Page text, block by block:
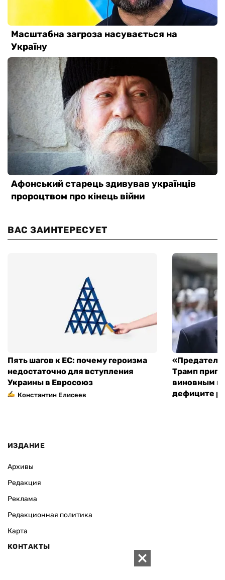
ВАС ЗАИНТЕРЕСУЕТ
Пять шагов к ЕС: почему героизма
недостаточно для вступления
Украины в Евросоюз
Константин Елисеев
Трамп
виновным в
дефиците
ИЗДАНИЕ
Архивы
Редакция
Реклама
Редакционная политика
Карта
КОНТАКТЫ
01010 Киев, ул. Князей Острожских, 19/1